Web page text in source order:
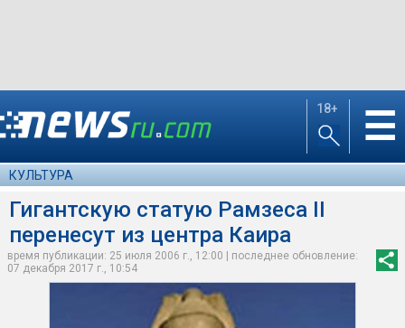
18+ ☰
КУЛЬТУРА
Гигантскую статую Рамзеса II
перенесут из центра Каира
время публикации: 25 июля 2006 г., 12:00 | последнее обновление:
07 декабря 2017 г., 10:54